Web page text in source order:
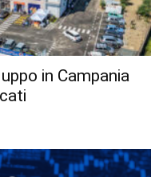
in Campania